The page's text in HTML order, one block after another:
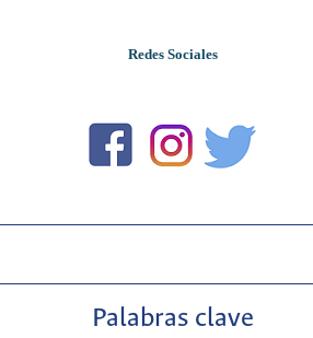
Redes Sociales
Palabras clave